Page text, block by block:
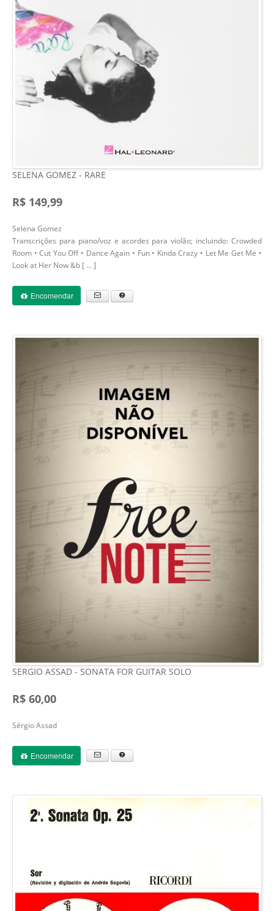
SELENA GOMEZ - RARE
R$ 149,99
Selena Gomez
Transcrições para piano/voz e acordes para violão; incluindo: Crowded
Room • Cut You Off • Dance Again • Fun • Kinda Crazy • Let Me Get Me •
Look at Her Now &b [ ...]
Encomendar
SERGIO ASSAD - SONATA FOR GUITAR SOLO
R$ 60,00
Sérgio Assad
Encomendar